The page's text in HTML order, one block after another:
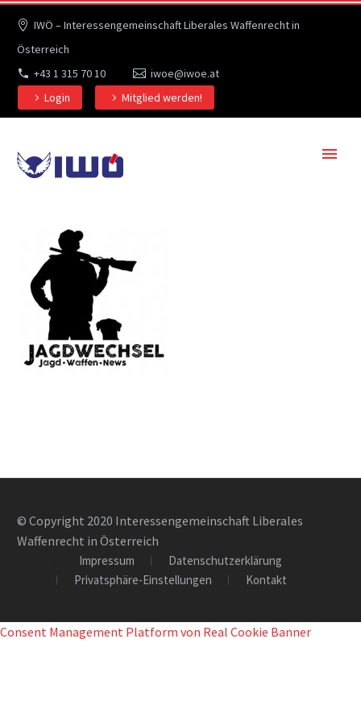
IWÖ – Interessengemeinschaft Liberales Waffenrecht in
Österreich
+43 1 315 70 10
iwoe@iwoe.at
Login
Mitglied werden!
© Copyright 2020 Interessengemeinschaft Liberales
Waffenrecht in Österreich
Impressum
Datenschutzerklärung
Privatsphäre-Einstellungen
Kontakt
Consent Management Platform von Real Cookie Banner